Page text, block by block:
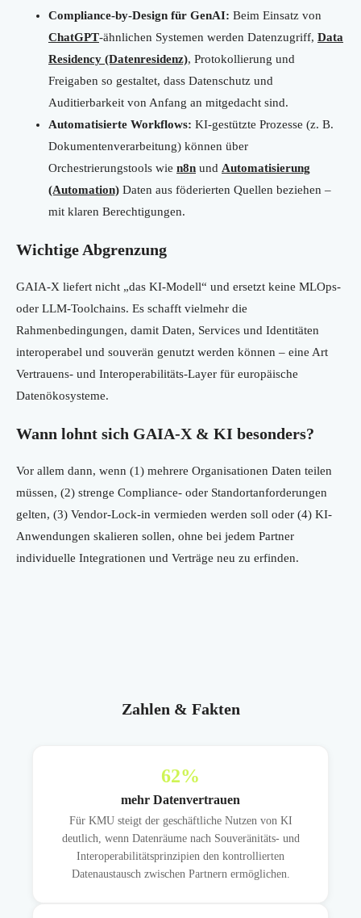
Compliance-by-Design für GenAI: Beim Einsatz von
ChatGPT-ähnlichen Systemen werden Datenzugriff, Data
Residency (Datenresidenz), Protokollierung und
Freigaben so gestaltet, dass Datenschutz und
Auditierbarkeit von Anfang an mitgedacht sind.
Automatisierte Workflows: KI-gestützte Prozesse (z. B.
Dokumentenverarbeitung) können über
Orchestrierungstools wie n8n und Automatisierung
(Automation) Daten aus föderierten Quellen beziehen –
mit klaren Berechtigungen.
Wichtige Abgrenzung
GAIA-X liefert nicht „das KI-Modell“ und ersetzt keine MLOps-
oder LLM-Toolchains. Es schafft vielmehr die
Rahmenbedingungen, damit Daten, Services und Identitäten
interoperabel und souverän genutzt werden können – eine Art
Vertrauens- und Interoperabilitäts-Layer für europäische
Datenökosysteme.
Wann lohnt sich GAIA-X & KI besonders?
Vor allem dann, wenn (1) mehrere Organisationen Daten teilen
müssen, (2) strenge Compliance- oder Standortanforderungen
gelten, (3) Vendor-Lock-in vermieden werden soll oder (4) KI-
Anwendungen skalieren sollen, ohne bei jedem Partner
individuelle Integrationen und Verträge neu zu erfinden.
Zahlen & Fakten
62%
mehr Datenvertrauen
Für KMU steigt der geschäftliche Nutzen von KI
deutlich, wenn Datenräume nach Souveränitäts- und
Interoperabilitätsprinzipien den kontrollierten
Datenaustausch zwischen Partnern ermöglichen.